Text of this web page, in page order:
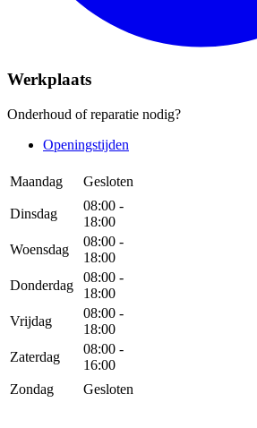
Werkplaats
Onderhoud of reparatie nodig?
Openingstijden
Maandag Gesloten
Dinsdag
08:00 -
18:00
Woensdag
08:00 -
18:00
Donderdag
08:00 -
18:00
Vrijdag
08:00 -
18:00
Zaterdag
08:00 -
16:00
Zondag
Gesloten